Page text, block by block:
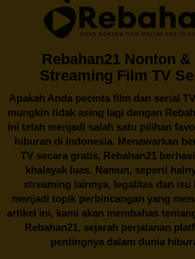
Rebahan21 Nonton
Streaming Film TV
Apakah Anda pecinta film dan serial
mungkin tidak asing lagi dengan
ini telah menjadi salah satu pilihan
hiburan di Indonesia. Menawarkan
TV secara gratis, Rebahan21
khalayak luas. Namun, seperti
streaming lainnya, legalitas dan
menjadi topik perbincangan yang
artikel ini, kami akan membahas
Rebahan21, sejarah perjalanan
pentingnya dalam dunia